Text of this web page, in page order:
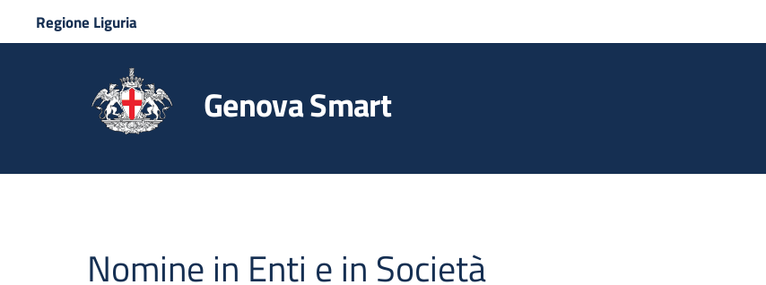
Regione Liguria
Genova Smart
Nomine in Enti e in Società